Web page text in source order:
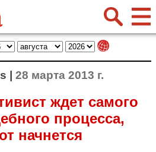
| 28 марта 2013 г.
ждет самого
процесса,
начнется